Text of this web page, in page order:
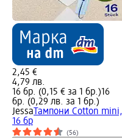
2,45 €
4,79 лв.
16 бр. (0,15 € за 1 бр.)16
бр. (0,29 лв. за 1 бр.)
Jessa Тампони Cotton mini,
16 бр
(56)